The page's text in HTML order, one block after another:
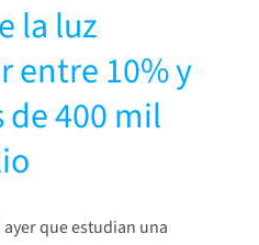
la luz
entre 10% y
de 400 mil
que estudian una